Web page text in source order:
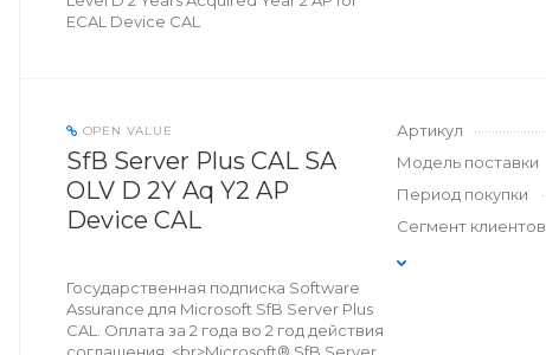
ECAL Device CAL
OPEN VALUE
SfB Server Plus CAL SA
OLV D 2Y Aq Y2 AP
Device CAL
Государственная подписка Software
Assurance для Microsoft SfB Server Plus
CAL. Оплата за 2 года во 2 год действия
Артикул
Модель поставки
Период покупки
Сегмент клиентов